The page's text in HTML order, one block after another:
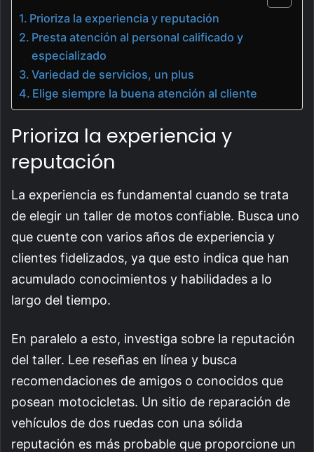
Prioriza la experiencia y reputación
Presta atención al personal calificado y
especializado
Variedad de servicios, un plus
Elige siempre la buena atención al cliente
Prioriza la experiencia y
reputación
La experiencia es fundamental cuando se trata
de elegir un taller de motos confiable. Busca uno
que cuente con varios años de experiencia y
clientes fidelizados, ya que esto indica que han
acumulado conocimientos y habilidades a lo
largo del tiempo.
En paralelo a esto, investiga sobre la reputación
del taller. Lee reseñas en línea y busca
recomendaciones de amigos o conocidos que
posean motocicletas. Un sitio de reparación de
vehículos de dos ruedas con una sólida
reputación es más probable que proporcione un